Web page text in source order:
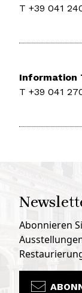
T +39 041
Information
T +39 041
Abonnieren